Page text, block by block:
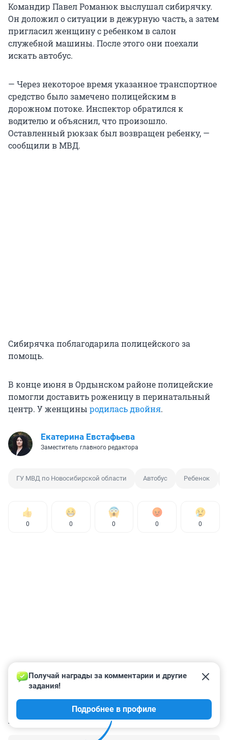
Командир Павел Романюк выслушал сибирячку.
Он доложил о ситуации в дежурную часть, а затем
пригласил женщину с ребенком в салон
служебной машины. После этого они поехали
искать автобус.
— Через некоторое время указанное транспортное
средство было замечено полицейским в
дорожном потоке. Инспектор обратился к
водителю и объяснил, что произошло.
Оставленный рюкзак был возвращен ребенку, —
сообщили в МВД.
Сибирячка поблагодарила полицейского за
помощь.
В конце июня в Ордынском районе полицейские
помогли доставить роженицу в перинатальный
центр. У женщины родилась двойня.
Екатерина Евстафьева
Заместитель главного редактора
ГУ МВД по Новосибирской области Автобус Ребенок
0 0 0 0 0
КОММЕНТАРИИ 55
Получай награды за комментарии и другие
задания!
Подробнее в профиле